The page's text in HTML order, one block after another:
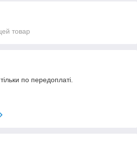
товар
по передоплаті.